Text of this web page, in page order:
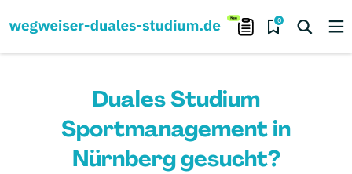
0
Duales Studium
Sportmanagement in
Nürnberg gesucht?